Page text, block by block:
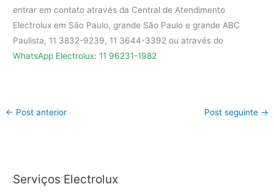
entrar em contato através da Central de Atendimento
Electrolux em São Paulo, grande São Paulo e grande ABC
Paulista, 11 3832-9239, 11 3644-3392 ou através do
WhatsApp Electrolux: 11 96231-1982
← Post anterior Post seguinte →
Serviços Electrolux